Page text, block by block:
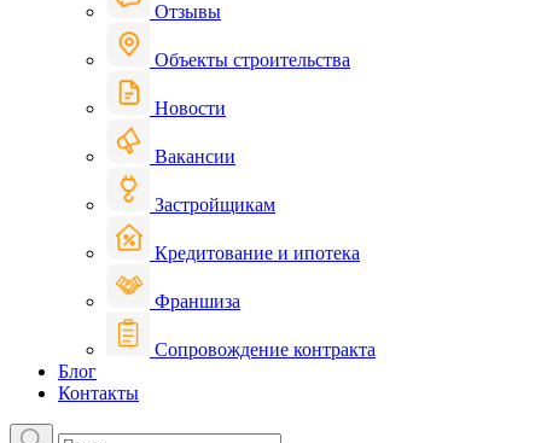
Отзывы
Объекты строительства
Новости
Вакансии
Застройщикам
Кредитование и ипотека
Франшиза
Сопровождение контракта
Блог
Контакты